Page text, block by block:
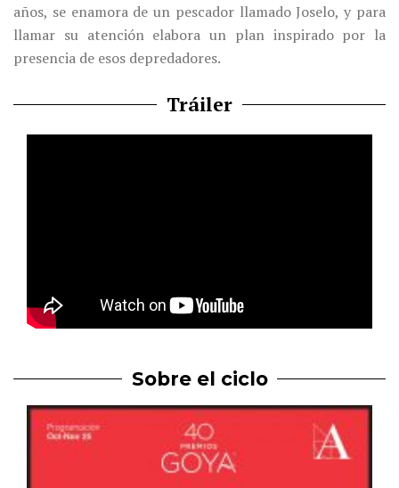
años, se enamora de un pescador llamado Joselo, y para
llamar su atención elabora un plan inspirado por la
presencia de esos depredadores.
Tráiler
Sobre el ciclo